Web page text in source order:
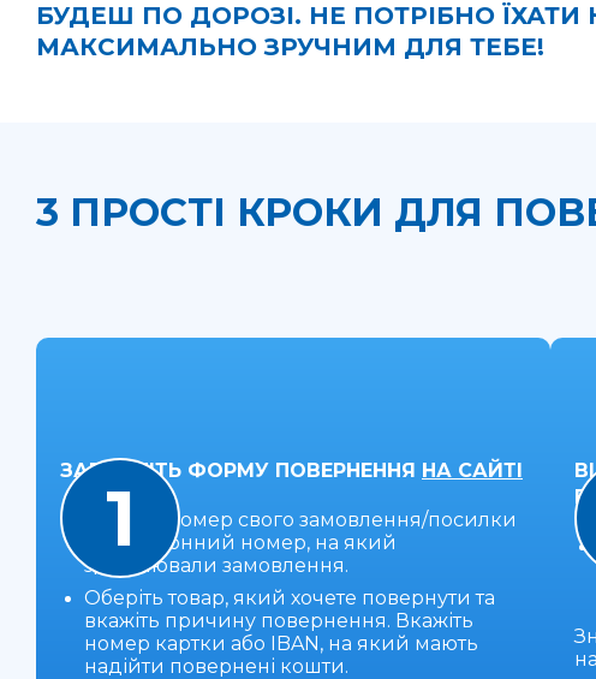
БУДЕШ ПО ДОРОЗІ. НЕ ПОТРІБНО
МАКСИМАЛЬНО ЗРУЧНИМ ДЛЯ ТЕБЕ!
3 ПРОСТІ КРОКИ ДЛЯ
1
ЗАПОВНІТЬ ФОРМУ ПОВЕРНЕННЯ НА САЙТІ
Введіть номер свого замовлення/посилки
та телефонний номер, на який
здійснювали замовлення.
Оберіть товар, який хочете повернути та
вкажіть причину повернення. Вкажіть
номер картки або IBAN, на який мають
надійти повернені кошти.